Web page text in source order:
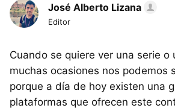
José Alberto Lizana
Editor
Cuando se quiere ver una serie o
muchas ocasiones nos podemos
porque a día de hoy existen una
plataformas que ofrecen este